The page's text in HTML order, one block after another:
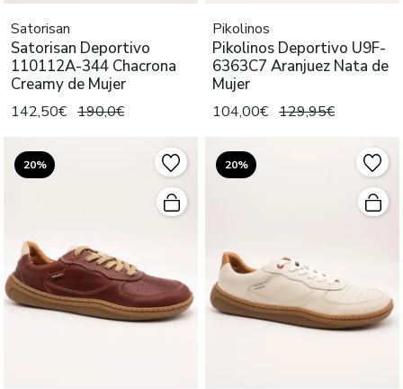
Satorisan
Satorisan Deportivo
110112A-344 Chacrona
Creamy de Mujer
142,50€ 190,0€
Pikolinos
Pikolinos Deportivo U9F-
6363C7 Aranjuez Nata de
Mujer
104,00€ 129,95€
20% 20%